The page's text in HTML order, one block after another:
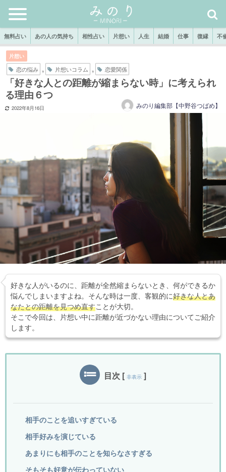
無料占い あの人の気持ち 相性占い 片想い 人生 結婚 仕事 復縁 不
片想い
恋の悩み , 片想いコラム , 恋愛関係
「好きな人との距離が縮まらない時」に考えられ
る理由６つ
2022年8月16日 みのり編集部【中野谷つばめ】
好きな人がいるのに、距離が全然縮まらないとき、何ができるか
悩んでしまいますよね。そんな時は一度、客観的に好きな人とあ
なたとの距離を見つめ直すことが大切。
そこで今回は、片想い中に距離が近づかない理由についてご紹介
します。
目次 [ 非表示 ]
相手のことを追いすぎている
相手好みを演じている
あまりにも相手のことを知らなさすぎる
そもそも好意が伝わっていない